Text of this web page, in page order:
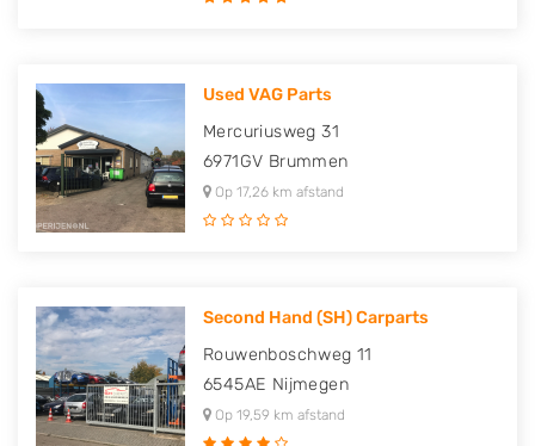
Used VAG Parts
Mercuriusweg 31
6971GV Brummen
Op 17,26 km afstand
Second Hand (SH) Carparts
Rouwenboschweg 11
6545AE Nijmegen
Op 19,59 km afstand